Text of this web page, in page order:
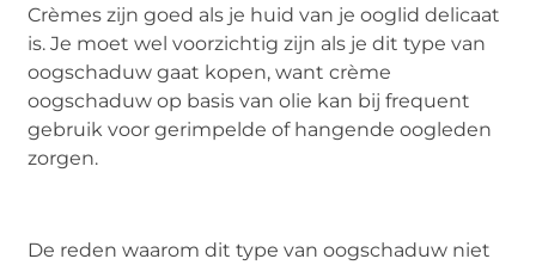
Crèmes zijn goed als je huid van je ooglid delicaat
is. Je moet wel voorzichtig zijn als je dit type van
oogschaduw gaat kopen, want crème
oogschaduw op basis van olie kan bij frequent
gebruik voor gerimpelde of hangende oogleden
zorgen.
De reden waarom dit type van oogschaduw niet